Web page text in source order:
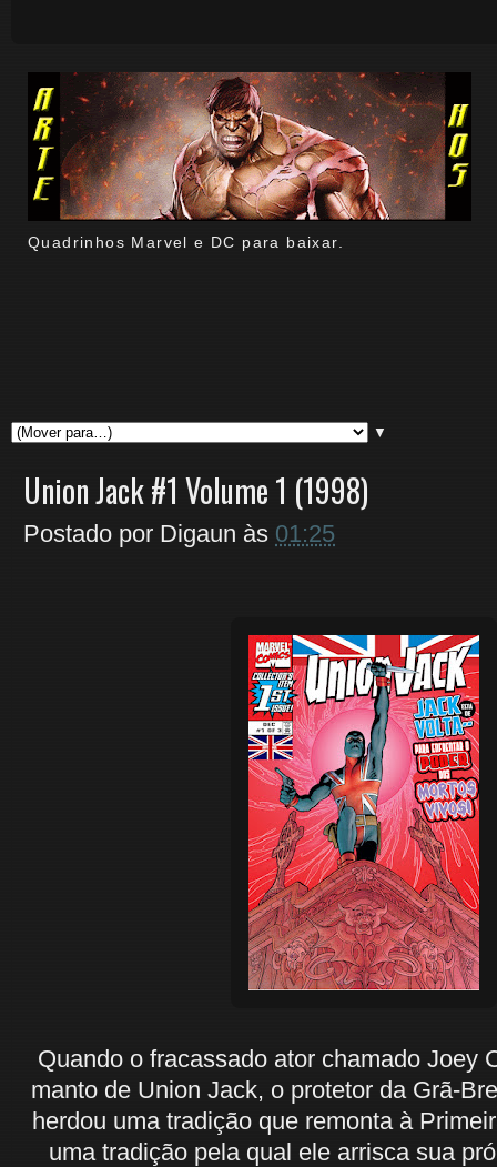
Quadrinhos Marvel e DC para baixar.
▼
Union Jack #1 Volume 1 (1998)
Postado por Digaun às 01:25
Quando o fracassado ator chamado Joey
manto de Union Jack, o protetor da Grã-
herdou uma tradição que remonta à
uma tradição pela qual ele arrisca sua